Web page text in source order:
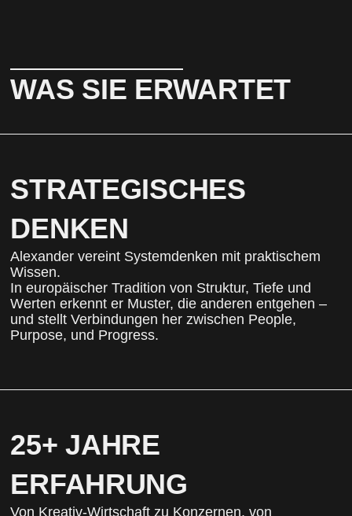
WAS SIE ERWARTET
STRATEGISCHES
DENKEN
Alexander vereint Systemdenken mit praktischem
Wissen.
In europäischer Tradition von Struktur, Tiefe und
Werten erkennt er Muster, die anderen entgehen –
und stellt Verbindungen her zwischen People,
Purpose, und Progress.
25+ JAHRE
ERFAHRUNG
Von Kreativ-Wirtschaft zu Konzernen, von